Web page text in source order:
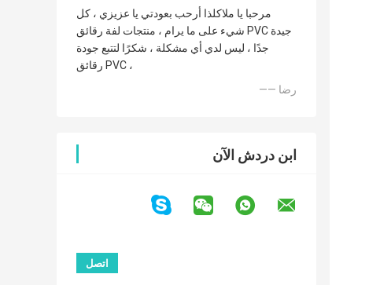
مرحبا يا ملاكلذا أرحب بعودتي يا عزيزي ، كل
شيء على ما يرام ، منتجات لفة رقائق PVC جيدة
جدًا ، ليس لدي أي مشكلة ، شكرًا لتتبع جودة
رقائق PVC ،
—— رضا
ابن دردش الآن